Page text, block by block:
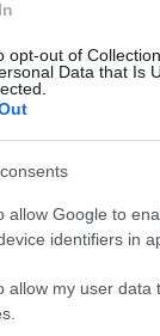
opt-out of
Data that Is
allow Google to
identifiers in
allow my user
Παρασκευή ο
μισθό στη